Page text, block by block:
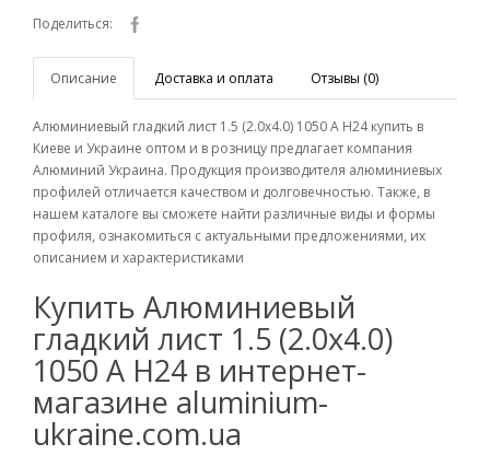
Поделиться:
Описание Доставка и оплата Отзывы (0)
Алюминиевый гладкий лист 1.5 (2.0х4.0) 1050 А Н24 купить в
Киеве и Украине оптом и в розницу предлагает компания
Алюминий Украина. Продукция производителя алюминиевых
профилей отличается качеством и долговечностью. Также, в
нашем каталоге вы сможете найти различные виды и формы
профиля, ознакомиться с актуальными предложениями, их
описанием и характеристиками
Купить Алюминиевый
гладкий лист 1.5 (2.0х4.0)
1050 А Н24 в интернет-
магазине aluminium-
ukraine.com.ua